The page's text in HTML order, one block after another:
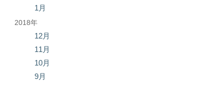
1月
2018年
12月
11月
10月
9月